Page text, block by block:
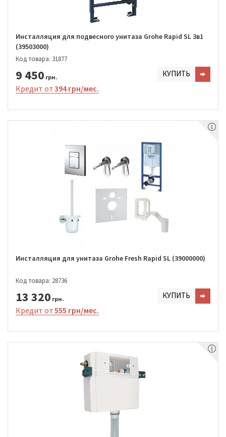
Инсталляция для подвесного унитаза Grohe Rapid SL 3в1
(39503000)
Код товара: 31877
9 450 грн. КУПИТЬ
Кредит от394 грн/мес.
Инсталляция для унитаза Grohe Fresh Rapid SL (39000000)
Код товара: 28736
13 320 грн. КУПИТЬ
Кредит от555 грн/мес.